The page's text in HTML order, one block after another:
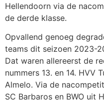
Hellendoorn via de
de derde klasse.
Opvallend genoeg
teams dit seizoen 2023-
Dat waren allereerst de
nummers 13. en 14. HVV
Almelo. Via de
SC Barbaros en BWO uit